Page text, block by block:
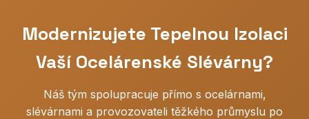
Modernizujete Tepelnou Izolaci
Vaší Ocelárenské Slévárny?
Náš tým spolupracuje přímo s ocelárnami,
slévárnami a provozovateli těžkého průmyslu po